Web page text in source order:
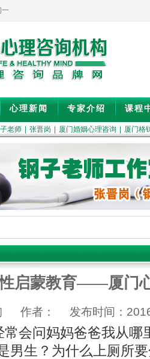
一
心理新闻 专家介绍 课程
老师 张晋岗 厦门婚姻心理咨询 厦门格
启蒙教育——厦门
作者： 发布时间：
会问妈妈爸爸我从哪
男生？为什么上厕所